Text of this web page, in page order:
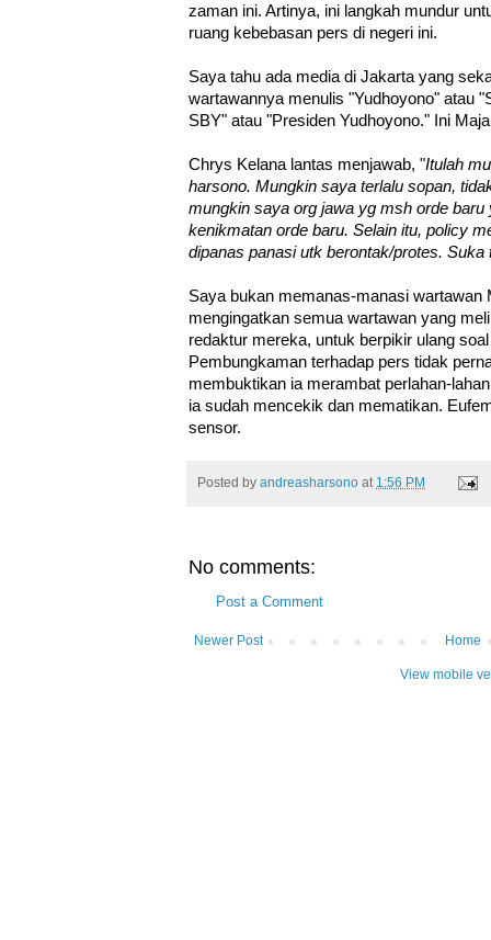
zaman ini. Artinya, ini langkah mundur
ruang kebebasan pers di negeri ini.
Saya tahu ada media di Jakarta yang
wartawannya menulis "Yudhoyono" atau
SBY" atau "Presiden Yudhoyono." Ini
Chrys Kelana lantas menjawab, "Itulah
harsono. Mungkin saya terlalu sopan,
mungkin saya org jawa yg msh orde
kenikmatan orde baru. Selain itu, policy
dipanas panasi utk berontak/protes.
Saya bukan memanas-manasi wartawan
mengingatkan semua wartawan yang
redaktur mereka, untuk berpikir ulang
Pembungkaman terhadap pers tidak
membuktikan ia merambat perlahan-
ia sudah mencekik dan mematikan.
sensor.
Posted by andreasharsono at 1:56 PM
No comments:
Post a Comment
Newer Post Home
View mobile